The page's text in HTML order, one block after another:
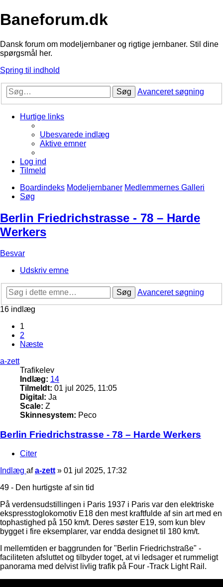
Baneforum.dk
Dansk forum om modeljernbaner og rigtige jernbaner. Stil dine
spørgsmål her.
Spring til indhold
Søg Avanceret søgning
Hurtige links
Ubesvarede indlæg
Aktive emner
Log ind
Tilmeld
Boardindeks Modeljernbaner Medlemmernes Galleri
Søg
Berlin Friedrichstrasse - 78 – Harde
Werkers
Besvar
Udskriv emne
Søg
Avanceret søgning
16 indlæg
1
2
Næste
a-zett
Trafikelev
Indlæg: 14
Tilmeldt: 01 jul 2025, 11:05
Digital: Ja
Scale: Z
Skinnesystem: Peco
Berlin Friedrichstrasse - 78 – Harde Werkers
Citer
Indlæg afa-zett » 01 jul 2025, 17:32
49 - Den hurtigste af sin tid
På verdensudstillingen i Paris 1937 i Paris var den elektriske
ekspresstoglokomotiv E18 den mest kraftfulde af sin art med en
tophastighed på 150 km/t. Deres søster E19, som kun blev
bygget i fire eksemplarer, var endda designet til 180 km/t.
I mellemtiden er baggrunden for "Berlin Friedrichstraße" -
faciliteten afsluttet og tilbyder toget, at vi ledsager et rummeligt
panorama med delvist livlig trafik på Four -Track Light Rail.